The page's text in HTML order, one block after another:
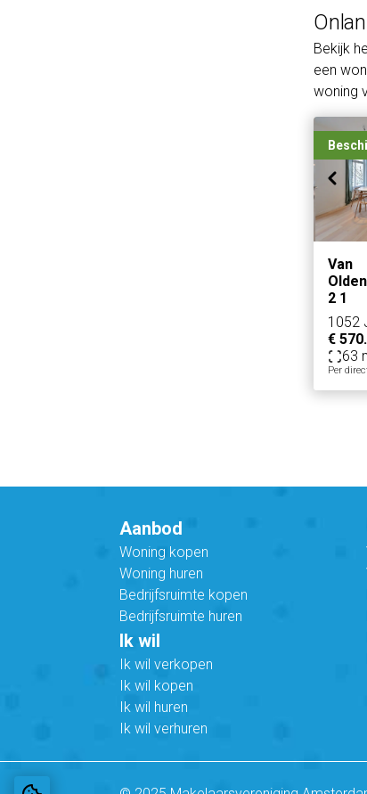
Bekijk
een
woning
Van
2 1
1052
€
63
Per
Aanbod
Woning kopen
Woning huren
Bedrijfsruimte kopen
Bedrijfsruimte huren
Ik wil
Ik wil verkopen
Ik wil kopen
Ik wil huren
Ik wil verhuren